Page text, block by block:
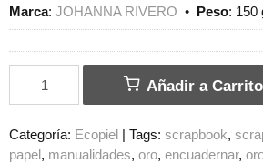
Marca: JOHANNA RIVERO • Peso: 150
Añadir a Carrito
Categoría: Ecopiel | Tags: scrapbook
papel manualidades oro encuadernar